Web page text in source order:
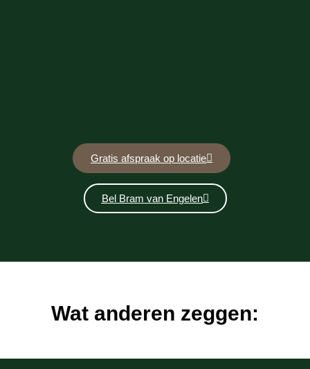
Gratis afspraak op locatie
Bel Bram van Engelen
Wat anderen zeggen: